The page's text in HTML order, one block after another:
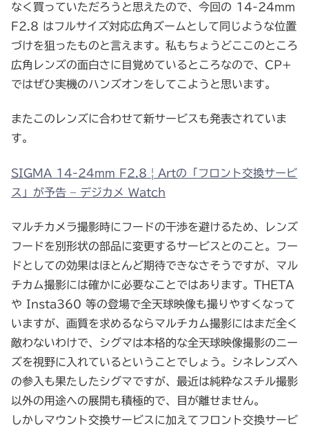
なく買っていただろうと思えたので、今回の 14-24mm
F2.8 はフルサイズ対応広角ズームとして同じような位置
づけを狙ったものと言えます。私もちょうどここのところ
広角レンズの面白さに目覚めているところなので、CP+
ではぜひ実機のハンズオンをしてこようと思います。
またこのレンズに合わせて新サービスも発表されていま
す。
SIGMA 14-24mm F2.8 | Artの「フロント交換サービ
ス」が予告 – デジカメ Watch
マルチカメラ撮影時にフードの干渉を避けるため、レンズ
フードを別形状の部品に変更するサービスとのこと。フー
ドとしての効果はほとんど期待できなさそうですが、マル
チカム撮影には確かに必要なことではあります。THETA
や Insta360 等の登場で全天球映像も撮りやすくなって
いますが、画質を求めるならマルチカム撮影にはまだ全く
敵わないわけで、シグマは本格的な全天球映像撮影のニー
ズを視野に入れているということでしょう。シネレンズへ
の参入も果たしたシグマですが、最近は純粋なスチル撮影
以外の用途への展開も積極的で、目が離せません。
しかしマウント交換サービスに加えてフロント交換サービ